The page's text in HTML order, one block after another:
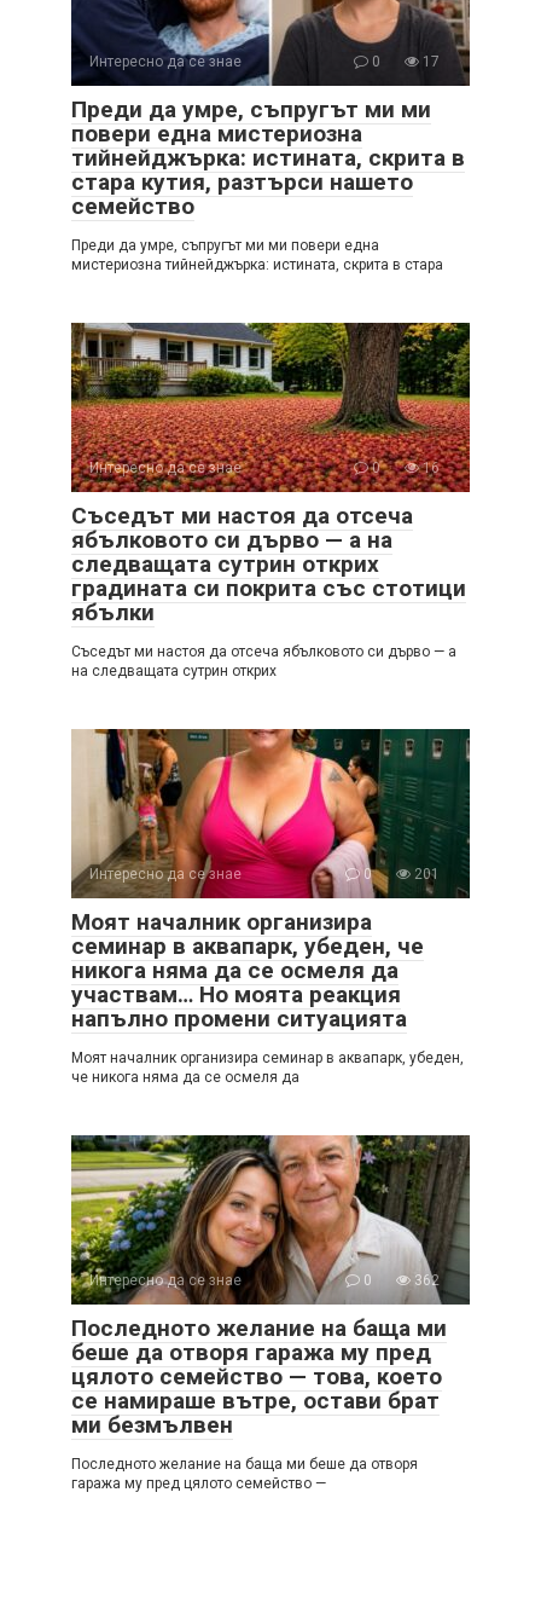
Интересно да се знае 0 17
Преди да умре, съпругът ми ми
повери една мистериозна
тийнейджърка: истината, скрита в
стара кутия, разтърси нашето
семейство
Преди да умре, съпругът ми ми повери една
мистериозна тийнейджърка: истината, скрита в стара
Интересно да се знае 0 16
Съседът ми настоя да отсеча
ябълковото си дърво — а на
следващата сутрин открих
градината си покрита със стотици
ябълки
Съседът ми настоя да отсеча ябълковото си дърво — а
на следващата сутрин открих
Интересно да се знае 0 201
Моят началник организира
семинар в аквапарк, убеден, че
никога няма да се осмеля да
участвам… Но моята реакция
напълно промени ситуацията
Моят началник организира семинар в аквапарк, убеден,
че никога няма да се осмеля да
Интересно да се знае 0 362
Последното желание на баща ми
беше да отворя гаража му пред
цялото семейство — това, което
се намираше вътре, остави брат
ми безмълвен
Последното желание на баща ми беше да отворя
гаража му пред цялото семейство —